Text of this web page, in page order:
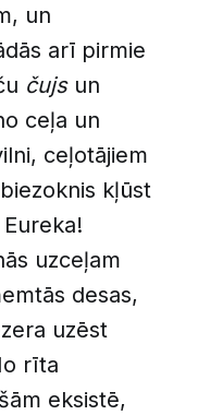
un
arī pirmie
čujsun
ceļa un
ceļotājiem
kļūst
uzceļam
desas,
uzēst
rīta
eksistē,